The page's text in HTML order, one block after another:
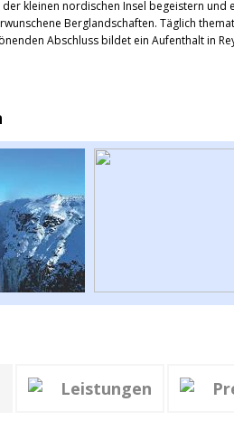
kleinen nordischen Insel begeistern und
Berglandschaften. Täglich
Abschluss bildet ein Aufenthalt in
Leistungen